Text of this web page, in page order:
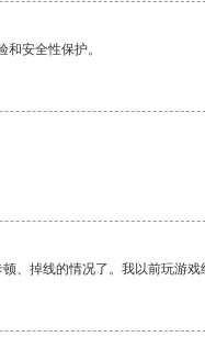
安全性保护。
、掉线的情况了。我以前玩游